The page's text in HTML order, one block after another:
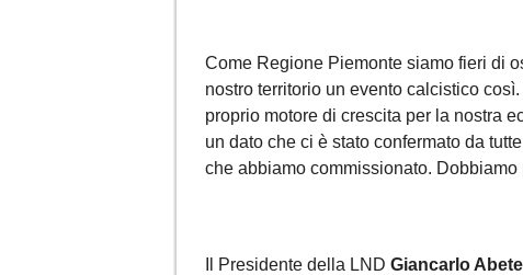
Come Regione Piemonte siamo fieri di
nostro territorio un evento calcistico
proprio motore di crescita per la nostra
un dato che ci è stato confermato da
che abbiamo commissionato.
Il Presidente della LND Giancarlo Abete